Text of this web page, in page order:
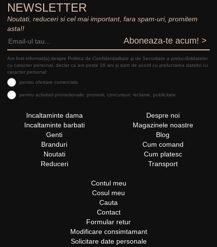
NEWSLETTER
Noutati, reduceri si cel mai important, fara spam-uri, promitem
asta!!
Aboneaza-te acum! >
Am fost informat(a) despre Politica de Confidențialitate şi de Securitate a prelucrăriidatelor
cu caracter personal, declar ca am peste 16 ani și sunt de acord cu prelucrarea datelor cu
caracter personal:
pentru ofertare comerciala
pentru activitati promotionale: promotii, concursuri, reclame, publicitate
Incaltaminte dama
Incaltaminte barbati
Genti
Branduri
Noutati
Reduceri
Despre noi
Magazinele noastre
Blog
Cum comand
Cum platesc
Transport
Contul meu
Cosul meu
Cauta
Contact
Formular retur
Modificare consimtamant
Solicitare date personale